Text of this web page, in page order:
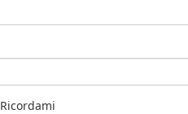
Ricordami